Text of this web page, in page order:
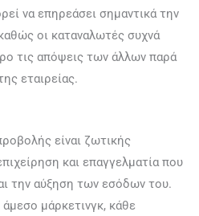
να επηρεάσει σημαντικά την
οι καταναλωτές συχνά
τις απόψεις των άλλων παρά
εταιρείας.
είναι ζωτικής
και επαγγελματία που
την αύξηση των εσόδων του.
μάρκετινγκ, κάθε